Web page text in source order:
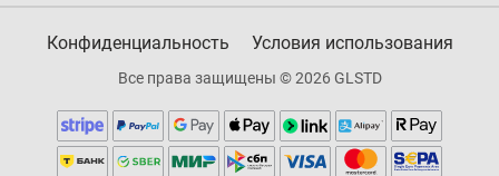
Конфиденциальность Условия использования
Все права защищены © 2026 GLSTD